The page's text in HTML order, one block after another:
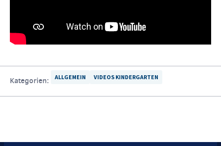
Kategorien: ALLGEMEIN VIDEOS KINDERGARTEN